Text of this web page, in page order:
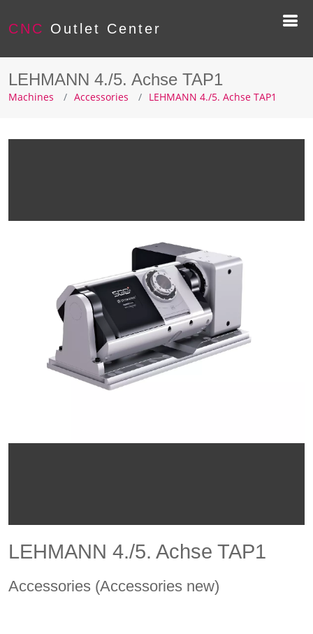
CNC Outlet Center
LEHMANN 4./5. Achse TAP1
Machines Accessories LEHMANN 4./5. Achse TAP1
LEHMANN 4./5. Achse TAP1
Accessories (Accessories new)